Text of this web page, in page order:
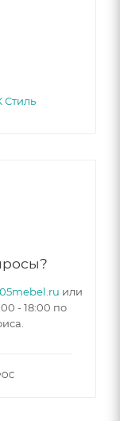
Стиль
или
- 18:00 по